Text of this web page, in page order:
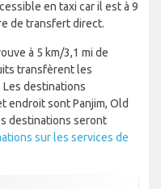
en taxi car il est à 9
de transfert direct.
à 5 km/3,1 mi de
transfèrent les
destinations
endroit sont Panjim, Old
destinations seront
sur les services de